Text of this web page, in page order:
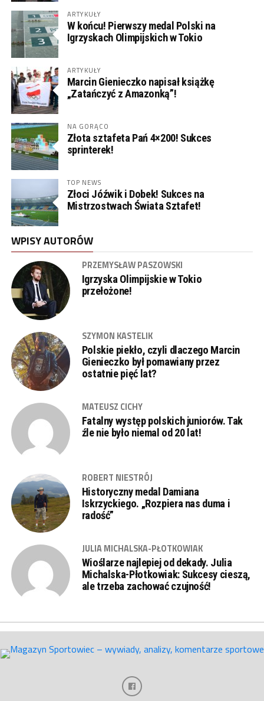
ARTYKUŁY
W końcu! Pierwszy medal Polski na
Igrzyskach Olimpijskich w Tokio
ARTYKUŁY
Marcin Gienieczko napisał książkę
„Zatańczyć z Amazonką”!
NA GORĄCO
Złota sztafeta Pań 4×200! Sukces
sprinterek!
TOP NEWS
Złoci Jóźwik i Dobek! Sukces na
Mistrzostwach Świata Sztafet!
WPISY AUTORÓW
PRZEMYSŁAW PASZOWSKI
Igrzyska Olimpijskie w Tokio
przełożone!
SZYMON KASTELIK
Polskie piekło, czyli dlaczego Marcin
Gienieczko był pomawiany przez
ostatnie pięć lat?
MATEUSZ CICHY
Fatalny występ polskich juniorów. Tak
źle nie było niemal od 20 lat!
ROBERT NIESTRÓJ
Historyczny medal Damiana
Iskrzyckiego. „Rozpiera nas duma i
radość”
JULIA MICHALSKA-PŁOTKOWIAK
Wioślarze najlepiej od dekady. Julia
Michalska-Płotkowiak: Sukcesy cieszą,
ale trzeba zachować czujność!